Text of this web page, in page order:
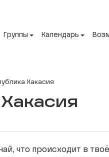
Группы Календарь
Хакасия
что происходит в